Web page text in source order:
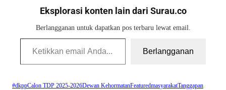
Eksplorasi konten lain dari Surau.co
Berlangganan untuk dapatkan pos terbaru lewat email.
Ketikkan email Anda...
Berlangganan
#dkppCalon TDP 2025-2026Dewan KehormatanFeaturedmasyarakatTanggapan